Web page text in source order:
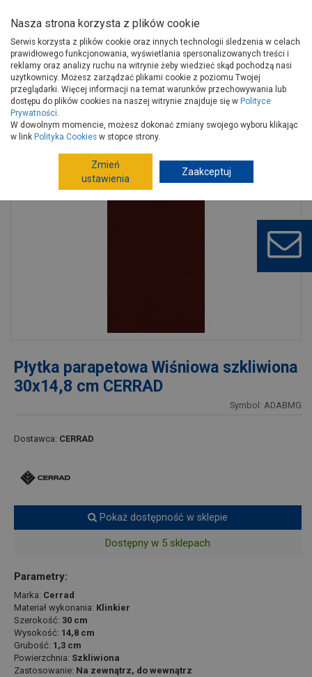
Strona główna Wykończenie
Wykończenia ścian
Kamień, płytki dekoracyjne
Płytka klinkierowa
Płytka parapetowa Wiśniowa szkliwiona 30x14,8 cm CERRAD
Płytka parapetowa Wiśniowa szkliwiona
30x14,8 cm CERRAD
Symbol: ADABMG
Dostawca: CERRAD
Pokaż dostępność w sklepie
Dostępny w 5 sklepach
Parametry:
Marka: Cerrad
Materiał wykonania: Klinkier
Szerokość: 30 cm
Wysokość: 14,8 cm
Grubość: 1,3 cm
Powierzchnia: Szkliwiona
Zastosowanie: Na zewnątrz, do wewnątrz
Nasza strona korzysta z plików cookie
Serwis korzysta z plików cookie oraz innych technologii śledzenia w celach
prawidłowego funkcjonowania, wyświetlania spersonalizowanych treści i
reklamy oraz analizy ruchu na witrynie żeby wiedzieć skąd pochodzą nasi
użytkownicy. Możesz zarządzać plikami cookie z poziomu Twojej
przeglądarki. Więcej informacji na temat warunków przechowywania lub
dostępu do plików cookies na naszej witrynie znajduje się w Polityce
Prywatności.
W dowolnym momencie, możesz dokonać zmiany swojego wyboru klikając
w link Polityka Cookies w stopce strony.
Zmień
ustawienia
Zaakceptuj